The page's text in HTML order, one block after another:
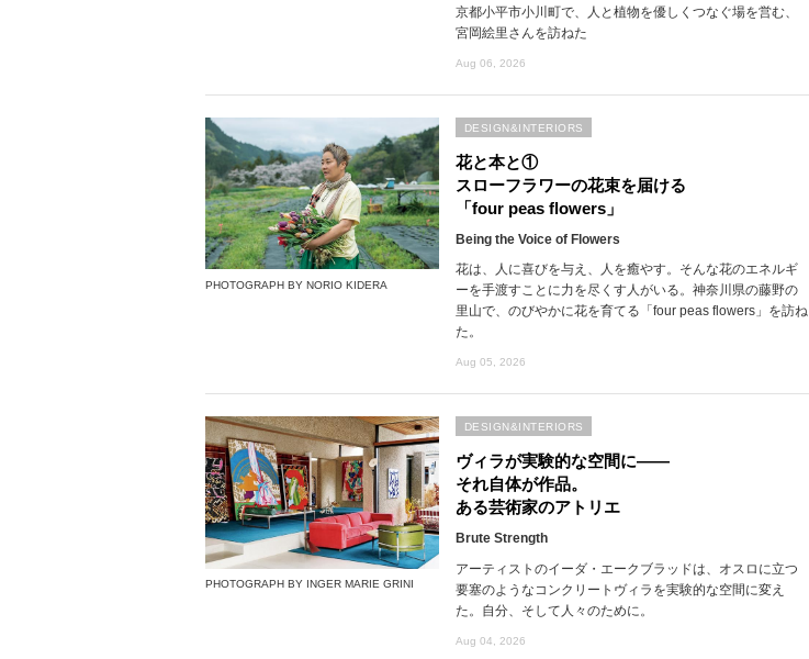
京都小平市小川町で、人と植物を優しくつなぐ場を営む、
宮岡絵里さんを訪ねた
Aug 06, 2026
PHOTOGRAPH BY NORIO KIDERA
花と本と①
スローフラワーの花束を届ける
「four peas flowers」
Being the Voice of Flowers
花は、人に喜びを与え、人を癒やす。そんな花のエネルギ
ーを手渡すことに力を尽くす人がいる。神奈川県の藤野の
里山で、のびやかに花を育てる「four peas flowers」を訪ね
た。
Aug 05, 2026
DESIGN&INTERIORS
PHOTOGRAPH BY INGER MARIE GRINI
ヴィラが実験的な空間に――
それ自体が作品。
ある芸術家のアトリエ
Brute Strength
アーティストのイーダ・エークブラッドは、オスロに立つ
要塞のようなコンクリートヴィラを実験的な空間に変え
た。自分、そして人々のために。
Aug 04, 2026
DESIGN&INTERIORS